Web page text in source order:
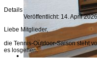
Details
Veröffentlicht: 14. April 2026
Liebe Mitglieder,
die Tennis-Outdoor-Saison steht
es losgehen.